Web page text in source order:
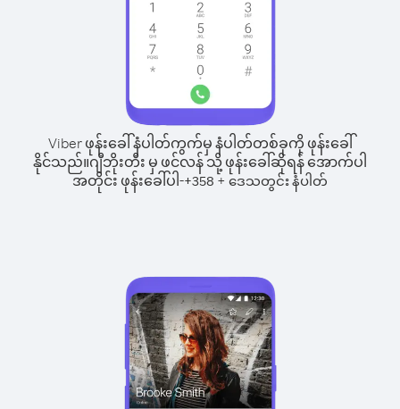
Viber ဖုန်းခေါ်နံပါတ်ကွက်မှ နံပါတ်တစ်ခုကို ဖုန်းခေါ်
နိုင်သည်။ဂျီဘိုးတီး မှ ဖင်လန် သို့ ဖုန်းခေါ်ဆိုရန် အောက်ပါ
အတိုင်း ဖုန်းခေါ်ပါ-+358 + ဒေသတွင်း နံပါတ်